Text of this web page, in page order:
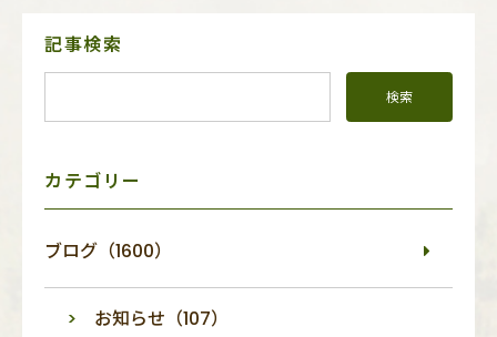
サ
ニ
記事検索
カテゴリー
ブログ（1600）
お知らせ（107）